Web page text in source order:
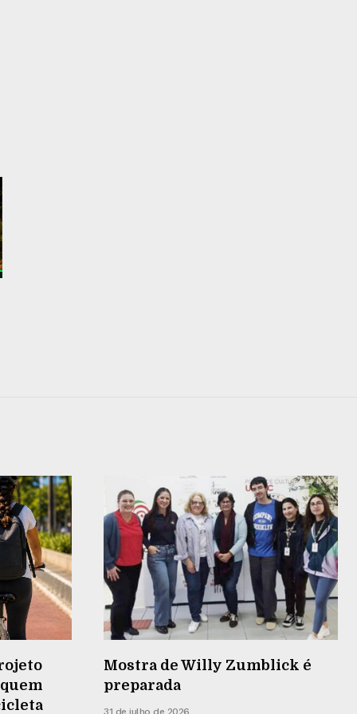
Mostra de Willy Zumblick é
preparada
31 de julho de 2026